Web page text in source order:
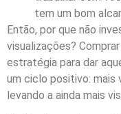
tem um bom
Então, por que não
visualizações?
estratégia para dar
um ciclo positivo: mais
levando a ainda mais